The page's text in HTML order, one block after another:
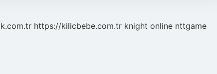
https://kilicbebe.com.tr knight online nttgame